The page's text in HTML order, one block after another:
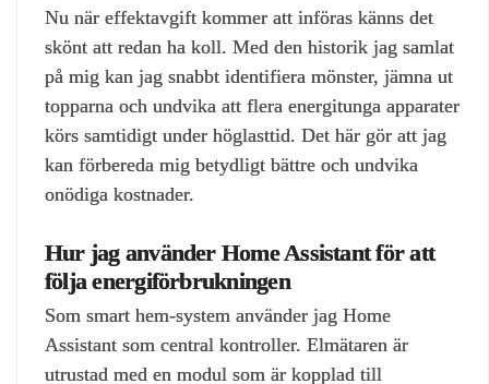
Nu när effektavgift kommer att införas känns det
skönt att redan ha koll. Med den historik jag samlat
på mig kan jag snabbt identifiera mönster, jämna ut
topparna och undvika att flera energitunga apparater
körs samtidigt under höglasttid. Det här gör att jag
kan förbereda mig betydligt bättre och undvika
onödiga kostnader.
Hur jag använder Home Assistant för att
följa energiförbrukningen
Som smart hem‑system använder jag Home
Assistant som central kontroller. Elmätaren är
utrustad med en modul som är kopplad till